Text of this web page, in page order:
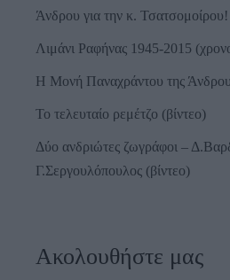
Άνδρου για την κ. Τσατσομοίρου!
Λιμάνι Ραφήνας 1945-2015
Η Μονή Παναχράντου της Άνδρου
Το τελευταίο ρεμέτζο (βίντεο)
Δύο ανδριώτες ζωγράφοι –
Γ.Σεργουλόπουλος (βίντεο)
Ακολουθήστε μας